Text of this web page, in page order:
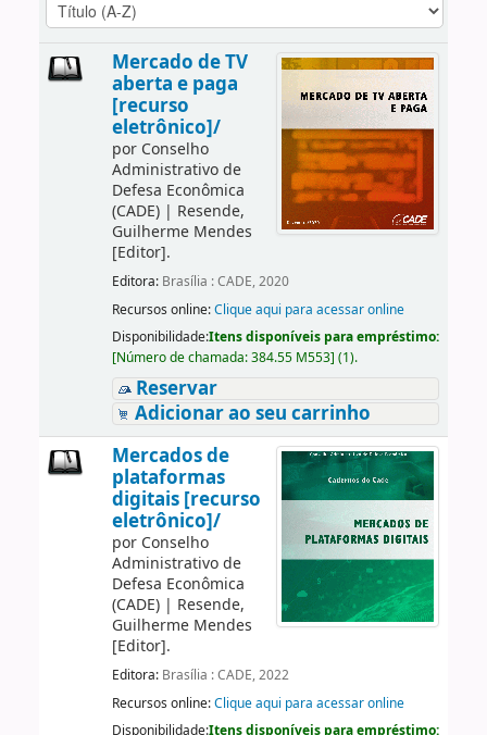
Mercado de TV
aberta e paga
[recurso
eletrônico]/
por Conselho
Administrativo de
Defesa Econômica
(CADE)| Resende,
Guilherme Mendes
[Editor].
Editora: Brasília : CADE, 2020
Recursos online:Clique aqui para acessar online
Disponibilidade:Itens disponíveis para empréstimo:
[Número de chamada:384.55 M553] (1).
Reservar
Adicionar ao seu carrinho
Mercados de
plataformas
digitais [recurso
eletrônico]/
por Conselho
Administrativo de
Defesa Econômica
(CADE)| Resende,
Guilherme Mendes
[Editor].
Editora: Brasília : CADE, 2022
Recursos online:Clique aqui para acessar online
Disponibilidade:Itens disponíveis para empréstimo: